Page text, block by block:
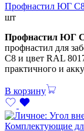
Профнастил ЮГ
шт
Профнастил ЮГ
профнастил для
С8 и цвет RAL
практичного и
В корзину
Комплектующие